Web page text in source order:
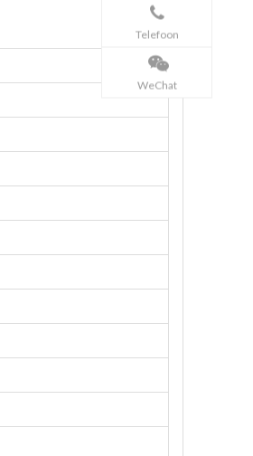
Telefoon
WeChat